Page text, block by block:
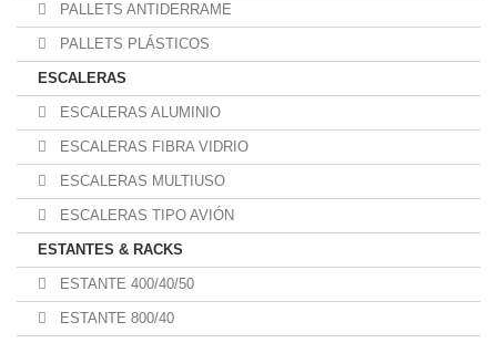
PALLETS ANTIDERRAME
PALLETS PLÁSTICOS
ESCALERAS
ESCALERAS ALUMINIO
ESCALERAS FIBRA VIDRIO
ESCALERAS MULTIUSO
ESCALERAS TIPO AVIÓN
ESTANTES & RACKS
ESTANTE 400/40/50
ESTANTE 800/40